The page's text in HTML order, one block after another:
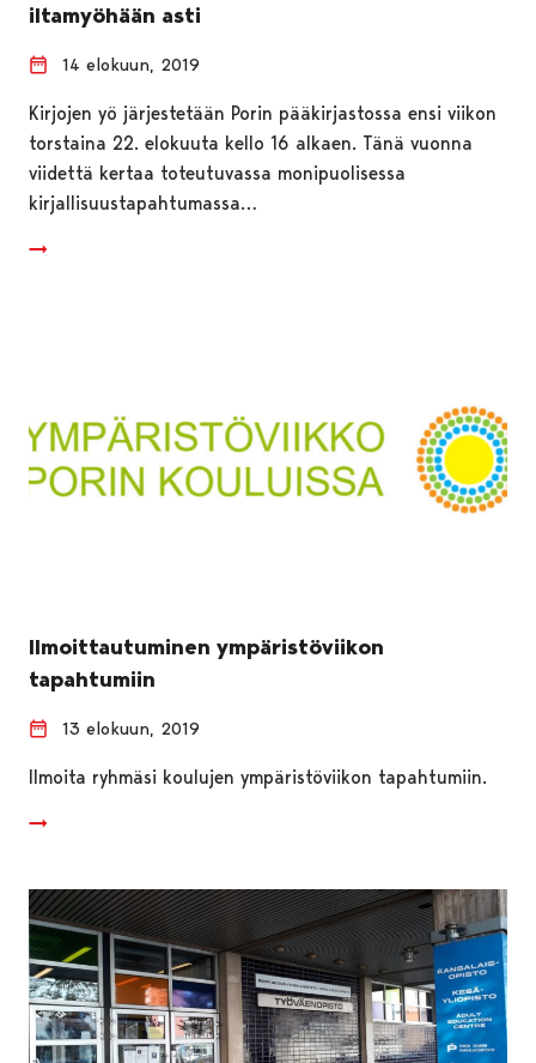
iltamyöhään asti
14 elokuun, 2019
Kirjojen yö järjestetään Porin pääkirjastossa ensi viikon
torstaina 22. elokuuta kello 16 alkaen. Tänä vuonna
viidettä kertaa toteutuvassa monipuolisessa
kirjallisuustapahtumassa…
Ilmoittautuminen ympäristöviikon
tapahtumiin
13 elokuun, 2019
Ilmoita ryhmäsi koulujen ympäristöviikon tapahtumiin.